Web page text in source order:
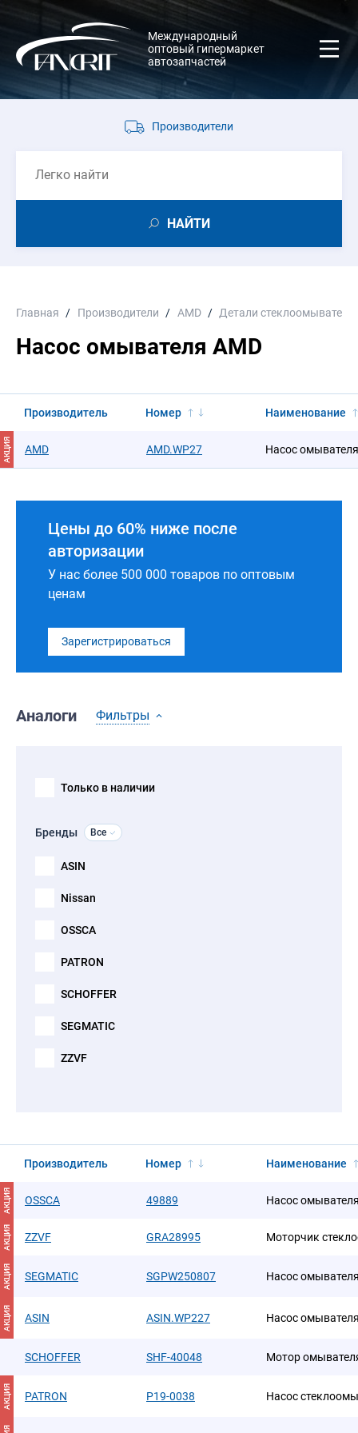
Международный
оптовый гипермаркет
автозапчастей
Производители
НАЙТИ
Главная Производители AMD Детали стеклоомывателя
Насос омывателя AMD
Производитель Номер Наименование
АКЦИЯ AMD AMD.WP27 Насос омывателя
Цены до 60% ниже после
авторизации
У нас более 500 000 товаров по оптовым
ценам
Зарегистрироваться
Аналоги Фильтры
Только в наличии
Бренды Все
ASIN
Nissan
OSSCA
PATRON
SCHOFFER
SEGMATIC
ZZVF
Производитель Номер Наименование
АКЦИЯ OSSCA 49889 Насос
АКЦИЯ ZZVF GRA28995 Моторчик
АКЦИЯ SEGMATIC SGPW250807 Насос
АКЦИЯ ASIN ASIN.WP227 Насос
SCHOFFER SHF-40048 Мотор
АКЦИЯ PATRON P19-0038 Насос